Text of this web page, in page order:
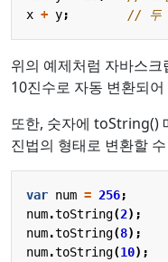
x + y;
위의 예제처럼 자바스
10진수로 자동 변환되
또한, 숫자에 toString()
진법의 형태로 변환할
var num = 256;
num.toString(2);
num.toString(8);
num.toString(10);